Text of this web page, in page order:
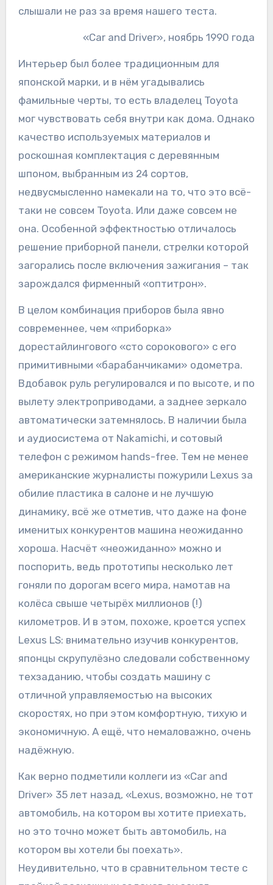
слышали не раз за время нашего теста.
«Car and Driver», ноябрь 1990 года
Интерьер был более традиционным для
японской марки, и в нём угадывались
фамильные черты, то есть владелец Toyota
мог чувствовать себя внутри как дома. Однако
качество используемых материалов и
роскошная комплектация с деревянным
шпоном, выбранным из 24 сортов,
недвусмысленно намекали на то, что это всё-
таки не совсем Toyota. Или даже совсем не
она. Особенной эффектностью отличалось
решение приборной панели, стрелки которой
загорались после включения зажигания – так
зарождался фирменный «оптитрон».
В целом комбинация приборов была явно
современнее, чем «приборка»
дорестайлингового «сто сорокового» с его
примитивными «барабанчиками» одометра.
Вдобавок руль регулировался и по высоте, и по
вылету электроприводами, а заднее зеркало
автоматически затемнялось. В наличии была
и аудиосистема от Nakamichi, и сотовый
телефон с режимом hands-free. Тем не менее
американские журналисты пожурили Lexus за
обилие пластика в салоне и не лучшую
динамику, всё же отметив, что даже на фоне
именитых конкурентов машина неожиданно
хороша. Насчёт «неожиданно» можно и
поспорить, ведь прототипы несколько лет
гоняли по дорогам всего мира, намотав на
колёса свыше четырёх миллионов (!)
километров. И в этом, похоже, кроется успех
Lexus LS: внимательно изучив конкурентов,
японцы скрупулёзно следовали собственному
техзаданию, чтобы создать машину с
отличной управляемостью на высоких
скоростях, но при этом комфортную, тихую и
экономичную. А ещё, что немаловажно, очень
надёжную.
Как верно подметили коллеги из «Car and
Driver» 35 лет назад, «Lexus, возможно, не тот
автомобиль, на котором вы хотите приехать,
но это точно может быть автомобиль, на
котором вы хотели бы поехать».
Неудивительно, что в сравнительном тесте с